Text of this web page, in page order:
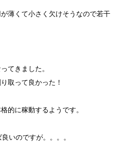
薄くて小さく欠けそうなので若干
てきました。
取って良かった！
的に稼動するようです。
いのですが。。。。